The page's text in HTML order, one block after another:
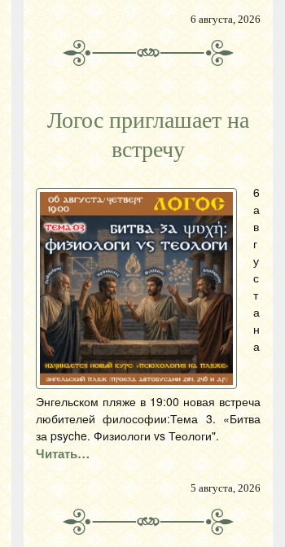
6 августа, 2026
Логос приглашает на
встречу
6
а
в
г
у
с
т
а
н
а
Энгельском пляже в 19:00 новая встреча
любителей философии:Тема 3. «Битва
за psyche. Физиологи vs Теологи".
Читать…
5 августа, 2026